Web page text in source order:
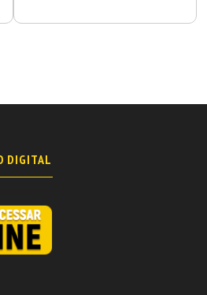
DIGITAL